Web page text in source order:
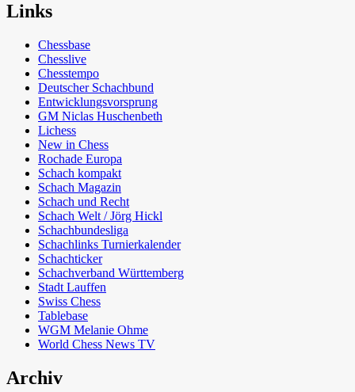
Links
Chessbase
Chesslive
Chesstempo
Deutscher Schachbund
Entwicklungsvorsprung
GM Niclas Huschenbeth
Lichess
New in Chess
Rochade Europa
Schach kompakt
Schach Magazin
Schach und Recht
Schach Welt / Jörg Hickl
Schachbundesliga
Schachlinks Turnierkalender
Schachticker
Schachverband Württemberg
Stadt Lauffen
Swiss Chess
Tablebase
WGM Melanie Ohme
World Chess News TV
Archiv